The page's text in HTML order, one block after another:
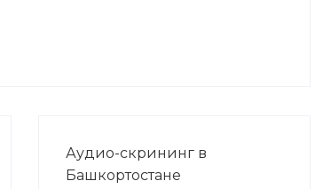
Аудио-скрининг в
Башкортостане